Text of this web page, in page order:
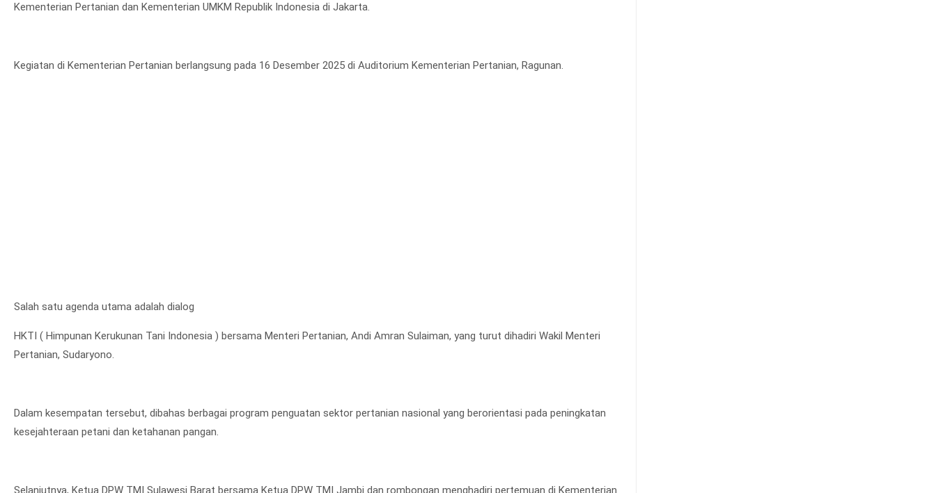
Kementerian Pertanian dan Kementerian UMKM Republik Indonesia di Jakarta.
Kegiatan di Kementerian Pertanian berlangsung pada 16 Desember 2025 di Auditorium Kementerian Pertanian, Ragunan.
Salah satu agenda utama adalah dialog
HKTI ( Himpunan Kerukunan Tani Indonesia ) bersama Menteri Pertanian, Andi Amran Sulaiman, yang turut dihadiri Wakil Menteri
Pertanian, Sudaryono.
Dalam kesempatan tersebut, dibahas berbagai program penguatan sektor pertanian nasional yang berorientasi pada peningkatan
kesejahteraan petani dan ketahanan pangan.
Selanjutnya, Ketua DPW TMI Sulawesi Barat bersama Ketua DPW TMI Jambi dan rombongan menghadiri pertemuan di Kementerian